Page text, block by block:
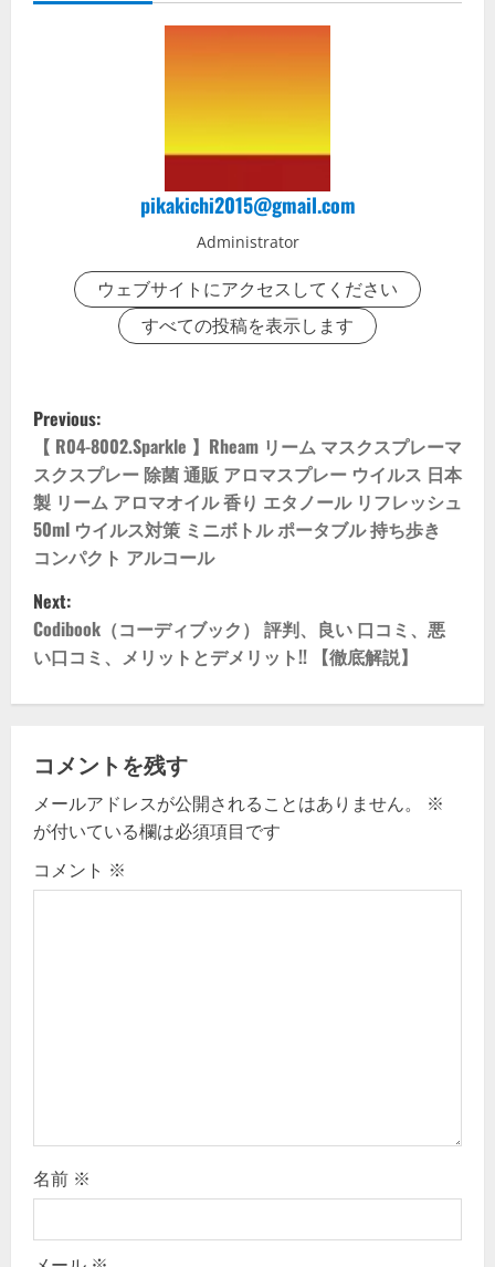
pikakichi2015@gmail.com
Administrator
ウェブサイトにアクセスしてください
すべての投稿を表示します
P
o
s
t
n
a
g
a
t
Previous:
【 R04-8002.Sparkle 】Rheam リーム マスクスプレーマ
スクスプレー 除菌 通販 アロマスプレー ウイルス 日本
製 リーム アロマオイル 香り エタノール リフレッシュ
50ml ウイルス対策 ミニボトル ポータブル 持ち歩き
コンパクト アルコール
Next:
Codibook（コーディブック） 評判、良い 口コミ、悪
い口コミ、メリットとデメリット!! 【徹底解説】
コメントを残す
メールアドレスが公開されることはありません。
※
が付いている欄は必須項目です
コメント ※
名前 ※